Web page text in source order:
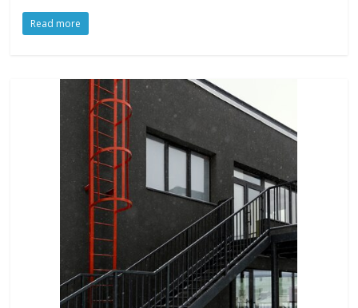
Read more